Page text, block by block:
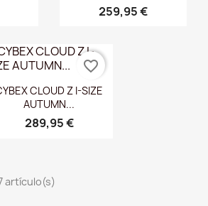
259,95 €
Vista rápida
CLOUD Z I-SIZE
AUTUMN...
289,95 €
favorite_border
artículo(s)